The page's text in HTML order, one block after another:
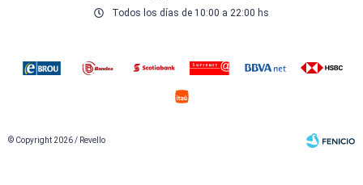
Todos los días de 10:00 a 22:00 hs
© Copyright 2026 / Revello